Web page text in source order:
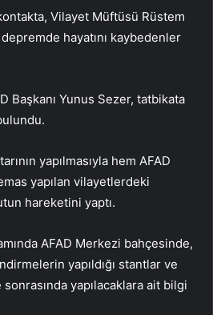
Vilayet Müftüsü Rüstem
depremde hayatını kaybedenler
Başkanı Yunus Sezer, tatbikata
yapılmasıyla hem AFAD
yapılan vilayetlerdeki
hareketini yaptı.
AFAD Merkezi bahçesinde,
yapıldığı stantlar ve
yapılacaklara ait bilgi